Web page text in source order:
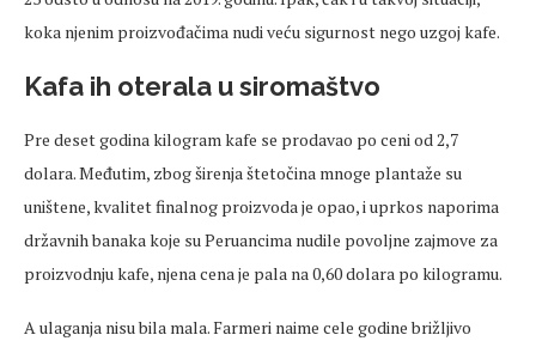
koka njenim proizvođačima nudi veću sigurnost nego uzgoj kafe.
Kafa ih oterala u siromaštvo
Pre deset godina kilogram kafe se prodavao po ceni od 2,7
dolara. Međutim, zbog širenja štetočina mnoge plantaže su
uništene, kvalitet finalnog proizvoda je opao, i uprkos naporima
državnih banaka koje su Peruancima nudile povoljne zajmove za
proizvodnju kafe, njena cena je pala na 0,60 dolara po kilogramu.
A ulaganja nisu bila mala. Farmeri naime cele godine brižljivo